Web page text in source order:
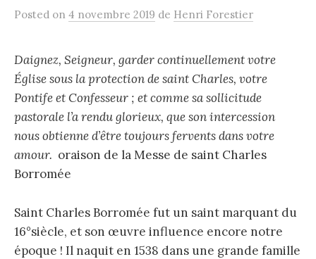
Posted on 4 novembre 2019 de Henri Forestier
Daignez, Seigneur, garder continuellement votre
Église sous la protection de saint Charles, votre
Pontife et Confesseur ; et comme sa sollicitude
pastorale l’a rendu glorieux, que son intercession
nous obtienne d’être toujours fervents dans votre
amour. oraison de la Messe de saint Charles
Borromée
Saint Charles Borromée fut un saint marquant du
16°siècle, et son œuvre influence encore notre
époque ! Il naquit en 1538 dans une grande famille